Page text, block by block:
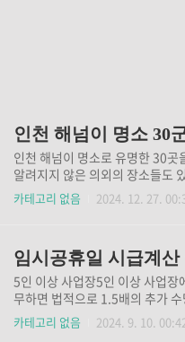
인천 해넘이 명소 30
인천 해넘이 명소로 유명한 30곳
알려지지 않은 의외의 장소들도
문하시길 바랍니다. 해넘이 보며
잘 하시길 바랍니다:) ▼해당하는
카테고리 없음 2024. 12. 27.
임시공휴일 시급계산
5인 이상 사업장5인 이상 사업장
무하면 법적으로 1.5배의 추가
다.아래에서 임시공휴일 수당을
휴일 수당계산👆 아르바이트 수
카테고리 없음 2024. 9. 10.